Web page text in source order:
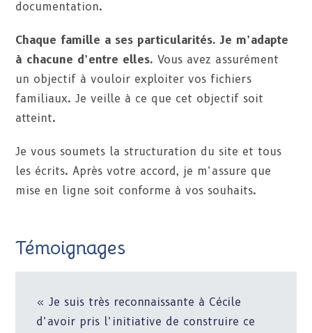
documentation.
Chaque famille a ses particularités. Je m’adapte
à chacune d’entre elles. Vous avez assurément
un objectif à vouloir exploiter vos fichiers
familiaux. Je veille à ce que cet objectif soit
atteint.
Je vous soumets la structuration du site et tous
les écrits. Après votre accord, je m’assure que
mise en ligne soit conforme à vos souhaits.
Témoignages
« Je suis très reconnaissante à Cécile
d’avoir pris l’initiative de construire ce